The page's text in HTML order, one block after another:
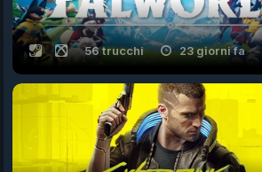
56 trucchi 23 giorni fa